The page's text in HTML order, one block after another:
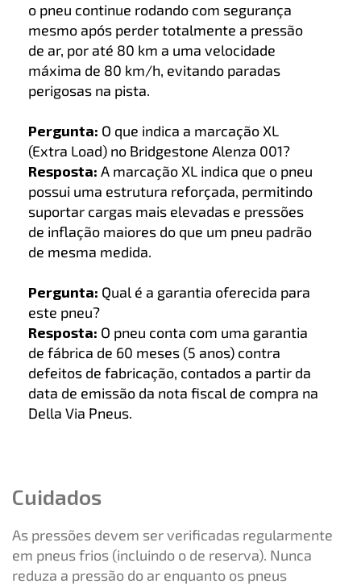
o pneu continue rodando com segurança
mesmo após perder totalmente a pressão
de ar, por até 80 km a uma velocidade
máxima de 80 km/h, evitando paradas
perigosas na pista.
Pergunta: O que indica a marcação XL
(Extra Load) no Bridgestone Alenza 001?
Resposta: A marcação XL indica que o pneu
possui uma estrutura reforçada, permitindo
suportar cargas mais elevadas e pressões
de inflação maiores do que um pneu padrão
de mesma medida.
Pergunta: Qual é a garantia oferecida para
este pneu?
Resposta: O pneu conta com uma garantia
de fábrica de 60 meses (5 anos) contra
defeitos de fabricação, contados a partir da
data de emissão da nota fiscal de compra na
Della Via Pneus.
Cuidados
As pressões devem ser verificadas regularmente
em pneus frios (incluindo o de reserva). Nunca
reduza a pressão do ar enquanto os pneus